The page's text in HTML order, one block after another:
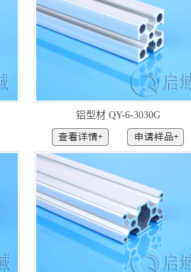
铝型材 QY-6-3030G